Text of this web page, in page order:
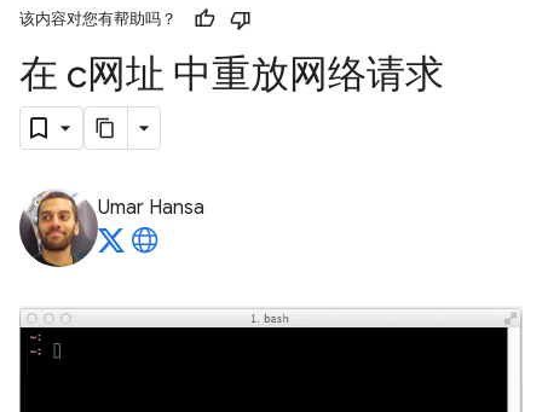
该内容对您有帮助吗？
在 c网址 中重放网络请求
Umar Hansa